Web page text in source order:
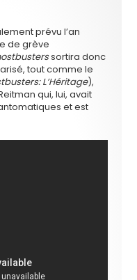
prévu l’an
de grève
sortira donc
tout comme le
L’Héritage),
qui, lui, avait
et est